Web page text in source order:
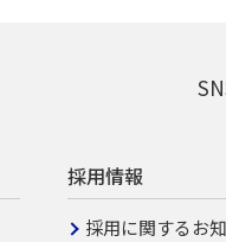
採用情報
採用に関するお